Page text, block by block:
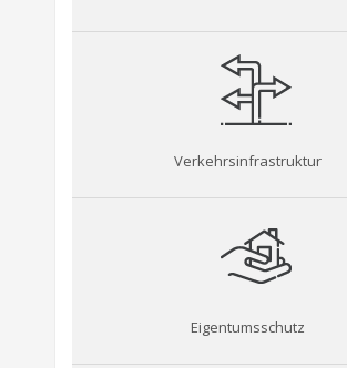
Verkehrsinfrastruktur
Eigentumsschutz